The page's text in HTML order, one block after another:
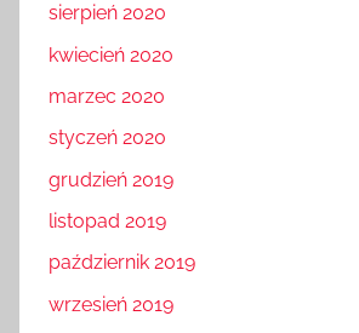
sierpień 2020
kwiecień 2020
marzec 2020
styczeń 2020
grudzień 2019
listopad 2019
październik 2019
wrzesień 2019